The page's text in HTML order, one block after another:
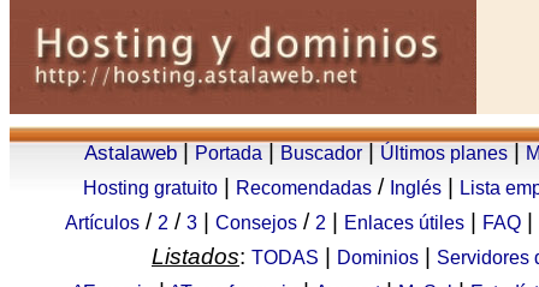
Astalaweb Portada Buscador Últimos planes
Hosting gratuito
Recomendadas / Inglés
Lista
Artículos / 2 / 3 Consejos / 2 Enlaces útiles FAQ
Listados: TODAS Dominios
Servidores